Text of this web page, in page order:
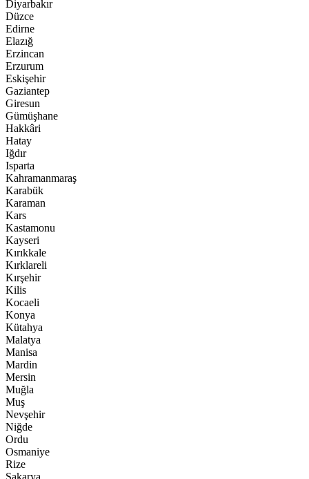
Diyarbakır
Düzce
Edirne
Elazığ
Erzincan
Erzurum
Eskişehir
Gaziantep
Giresun
Gümüşhane
Hakkâri
Hatay
Iğdır
Isparta
Kahramanmaraş
Karabük
Karaman
Kars
Kastamonu
Kayseri
Kırıkkale
Kırklareli
Kırşehir
Kilis
Kocaeli
Konya
Kütahya
Malatya
Manisa
Mardin
Mersin
Muğla
Muş
Nevşehir
Niğde
Ordu
Osmaniye
Rize
Sakarya